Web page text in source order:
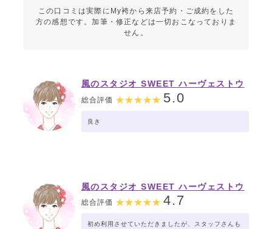
この口コミは実際にMy袴から来店予約・ご成約をした
方の感想です。加筆・修正などは一切おこなっておりま
せん。
風のスタジオ SWEET ハーヴェストウ
ォーク小山店【おぐらグループ】
総合評価 5.0
良き
風のスタジオ SWEET ハーヴェストウ
ォーク小山店【おぐらグループ】
総合評価 4.7
初め利用させていただきましたが、スタッフさんも